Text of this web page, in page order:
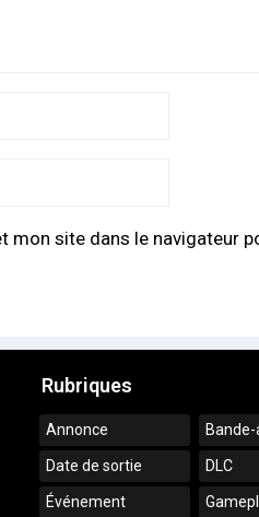
mon site dans le navigateur
Rubriques
Annonce
Date de sortie DLC
Événement